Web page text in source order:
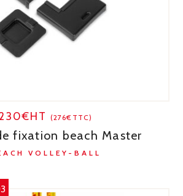
(276€TTC)
fixation beach Master
VOLLEY-BALL